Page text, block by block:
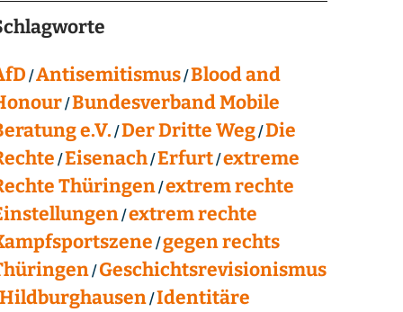
Antisemitismus Blood and
Bundesverband Mobile
e.V. Der Dritte Weg Die
Eisenach Erfurt extreme
Thüringen extrem rechte
extrem rechte
gegen rechts
Geschichtsrevisionismus
Identitäre